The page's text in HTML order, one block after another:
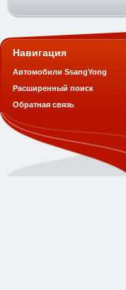
Навигация
Автомобили SsangYong
Расширенный поиск
Обратная связь